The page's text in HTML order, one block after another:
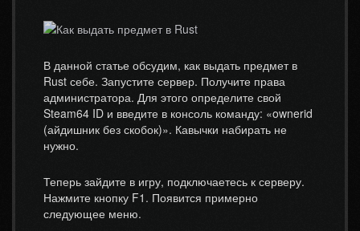
В данной статье обсудим, как выдать предмет в
Rust себе. Запустите сервер. Получите права
администратора. Для этого определите свой
Steam64 ID и введите в консоль команду: «ownerid
(айдишник без скобок)». Кавычки набирать не
нужно.
Теперь зайдите в игру, подключаетесь к серверу.
Нажмите кнопку F1. Появится примерно
следующее меню.